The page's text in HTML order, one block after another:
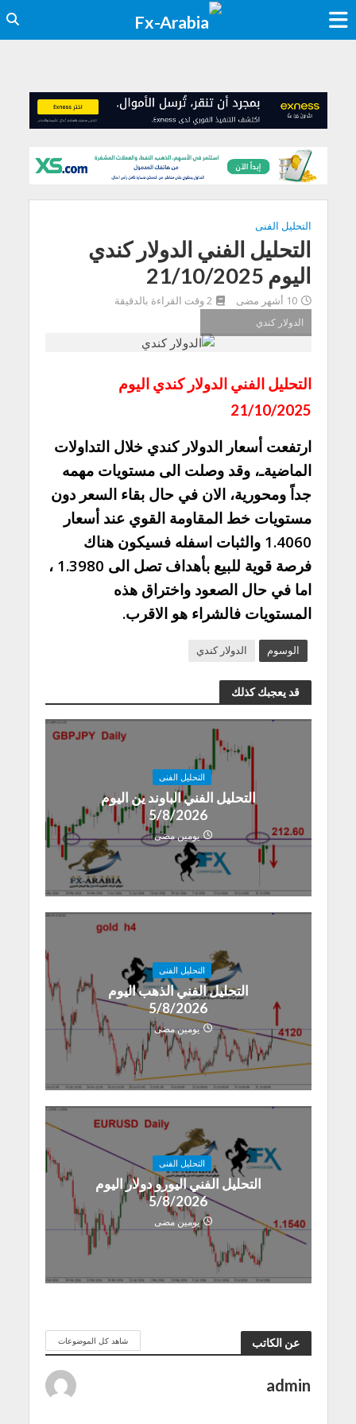
التحليل الفنى
التحليل الفني الدولار كندي
اليوم 21/10/2025
10 أشهر مضى
2 وقت القراءة بالدقيقة
الدولار كندي
التحليل الفني الدولار كندي اليوم
21/10/2025
ارتفعت أسعار الدولار كندي خلال التداولات
الماضيةـ، وقد وصلت الى مستويات مهمه
جداً ومحورية، الان في حال بقاء السعر دون
مستويات خط المقاومة القوي عند أسعار
1.4060 والثبات اسفله فسيكون هناك
فرصة قوية للبيع بأهداف تصل الى 1.3980 ،
اما في حال الصعود واختراق هذه
المستويات فالشراء هو الاقرب.
الوسوم الدولار كندي
قد يعجبك كذلك
التحليل الفنى
التحليل الفني الباوند ين اليوم
5/8/2026
يومين مضى
التحليل الفنى
التحليل الفني الذهب اليوم
5/8/2026
يومين مضى
التحليل الفنى
التحليل الفني اليورو دولار اليوم
5/8/2026
يومين مضى
عن الكاتب شاهد كل الموضوعات
admin